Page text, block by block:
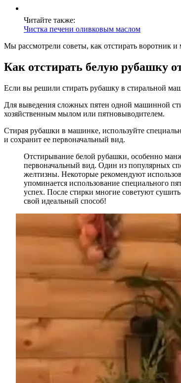
Читайте также:
Чистка печени оливковым маслом
Мы рассмотрели советы, как отстирать воротник
Как отстирать белую рубашку
Если вы решили стирать рубашку в стиральной
Для выведения сложных пятен одной машинной
хозяйственным мылом или пятновыводителем.
Стирая рубашки в машинке, используйте
и сохранит ее первоначальный вид.
Отстирывание белой рубашки, особенно
первоначальный вид. Один из популярных
желтизны. Некоторые рекомендуют
упоминается использование специального
успех. После стирки многие советуют
свой идеальный способ!